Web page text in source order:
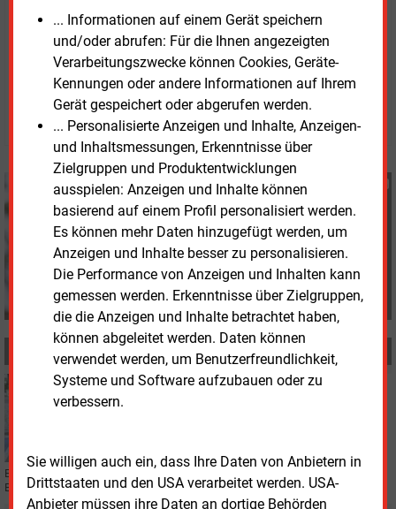
... Informationen auf einem Gerät speichern
und/oder abrufen: Für die Ihnen angezeigten
Verarbeitungszwecke können Cookies, Geräte-
Kennungen oder andere Informationen auf Ihrem
Gerät gespeichert oder abgerufen werden.
... Personalisierte Anzeigen und Inhalte, Anzeigen-
und Inhaltsmessungen, Erkenntnisse über
Zielgruppen und Produktentwicklungen
ausspielen: Anzeigen und Inhalte können
basierend auf einem Profil personalisiert werden.
Es können mehr Daten hinzugefügt werden, um
Anzeigen und Inhalte besser zu personalisieren.
Die Performance von Anzeigen und Inhalten kann
gemessen werden. Erkenntnisse über Zielgruppen,
die die Anzeigen und Inhalte betrachtet haben,
können abgeleitet werden. Daten können
verwendet werden, um Benutzerfreundlichkeit,
Systeme und Software aufzubauen oder zu
verbessern.
Sie willigen auch ein, dass Ihre Daten von Anbietern in
Drittstaaten und den USA verarbeitet werden. USA-
Anbieter müssen ihre Daten an dortige Behörden
umgesetzt wurde oder geplant ist.
Montag, 30.03.2026, 12:58 Uhr
Katia Meyer-Tien
© 2026 Energie & Management GmbH
Katia Meyer-Tien
+49 (0) 8152 9311 21
K.Meyer-Tien@energie-
und-management.de
MEHR ZUM THEMA
Montag, 18.05.2026, 11:49
STROMMARKT
EnBW hat einen flexiblen Stromtarif vorgestellt, der vor allem für E-Auto-
Besitzer ohne Smart-Meter interessant sein könnte.